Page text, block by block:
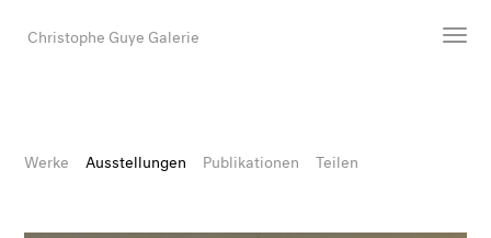
Christophe Guye Galerie
Werke Ausstellungen Publikationen Teilen